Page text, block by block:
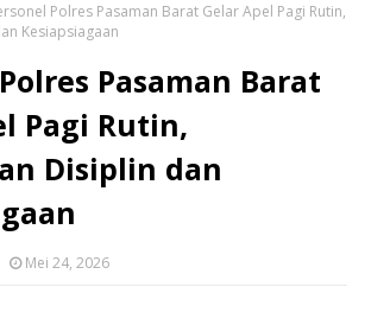
Polres Pasaman Barat Gelar Apel Pagi Rutin,
Kesiapsiagaan
Pasaman Barat
Pagi Rutin,
Disiplin dan
Mei 24, 2026